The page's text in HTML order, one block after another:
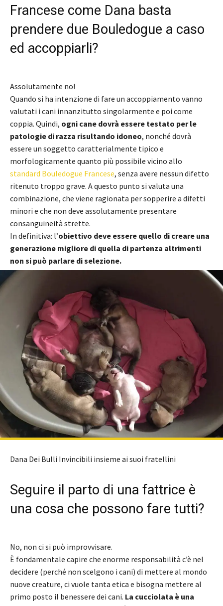
Francese come Dana basta
prendere due Bouledogue a caso
ed accoppiarli?
Assolutamente no!
Quando si ha intenzione di fare un accoppiamento vanno
valutati i cani innanzitutto singolarmente e poi come
coppia. Quindi, ogni cane dovrà essere testato per le
patologie di razza risultando idoneo, nonché dovrà
essere un soggetto caratterialmente tipico e
morfologicamente quanto più possibile vicino allo
standard Bouledogue Francese, senza avere nessun difetto
ritenuto troppo grave. A questo punto si valuta una
combinazione, che viene ragionata per sopperire a difetti
minori e che non deve assolutamente presentare
consanguineità strette.
In definitiva: l’obiettivo deve essere quello di creare una
generazione migliore di quella di partenza altrimenti
non si può parlare di selezione.
Dana Dei Bulli Invincibili insieme ai suoi fratellini
Seguire il parto di una fattrice è
una cosa che possono fare tutti?
No, non ci si può improvvisare.
È fondamentale capire che enorme responsabilità c’è nel
decidere (perché non scelgono i cani) di mettere al mondo
nuove creature, ci vuole tanta etica e bisogna mettere al
primo posto il benessere dei cani. La cucciolata è una